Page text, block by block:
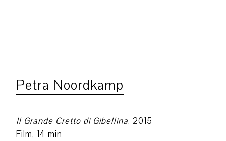
Petra Noordkamp
Il Grande Cretto di Gibellina, 2015
Film, 14 min